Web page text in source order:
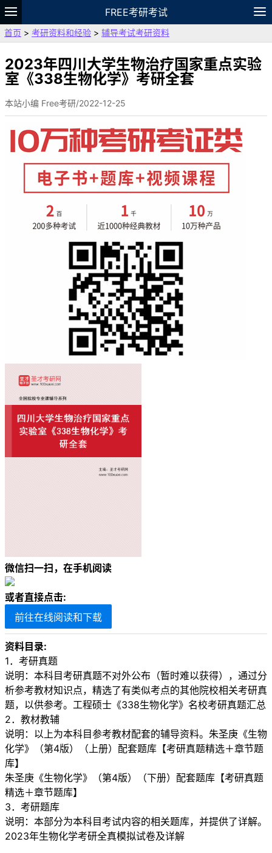
FREE考研考试
题库
故事 专题 APP 笔记
VIP
资料
首页 > 考研资料和经验 > 辅导考试考研资料
2023年四川大学生物治疗国家重点实验
室《338生物化学》考研全套
本站小编 Free考研/2022-12-25
微信扫一扫，在手机阅读
或者直接点击:
前往在线阅读和下载
资料目录:
1．考研真题
说明：本科目考研真题不对外公布（暂时难以获得），通过分
析参考教材知识点，精选了有类似考点的其他院校相关考研真
题，以供参考。工程硕士《338生物化学》名校考研真题汇总
2．教材教辅
说明：以上为本科目参考教材配套的辅导资料。朱圣庚《生物
化学》（第4版）（上册）配套题库【考研真题精选＋章节题
库】
朱圣庚《生物化学》（第4版）（下册）配套题库【考研真题
精选＋章节题库】
3．考研题库
说明：本部分为本科目考试内容的相关题库，并提供了详解。
2023年生物化学考研全真模拟试卷及详解